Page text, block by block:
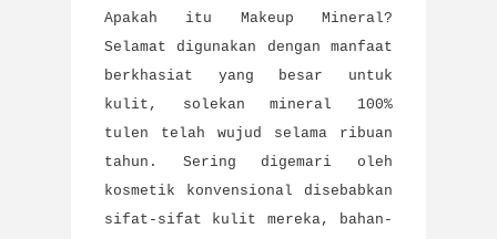
Apakah itu Makeup Mineral?
Selamat digunakan dengan manfaat
berkhasiat yang besar untuk
kulit, solekan mineral 100%
tulen telah wujud selama ribuan
tahun. Sering digemari oleh
kosmetik konvensional disebabkan
sifat-sifat kulit mereka, bahan-